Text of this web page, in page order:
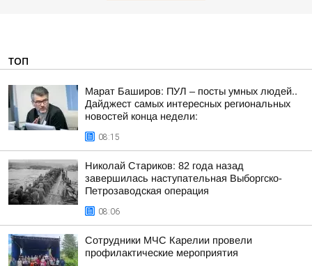
ТОП
Марат Баширов: ПУЛ – посты умных людей..
Дайджест самых интересных региональных
новостей конца недели:
08:15
Николай Стариков: 82 года назад
завершилась наступательная Выборгско-
Петрозаводская операция
08:06
Сотрудники МЧС Карелии провели
профилактические мероприятия